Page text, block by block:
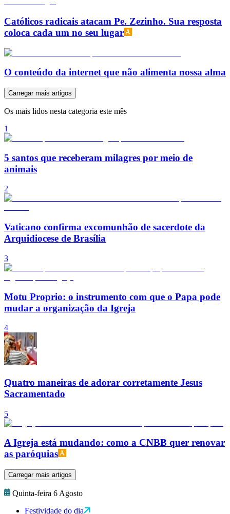
Católicos radicais atacam Pe. Zezinho. Sua resposta
coloca cada um no seu lugar
O conteúdo da internet que não alimenta nossa alma
Carregar mais artigos
Os mais lidos nesta categoria este mês
1
5 santos que receberam milagres por meio de
animais
2
Vaticano confirma excomunhão de sacerdote da
Arquidiocese de Brasília
3
Motu Proprio: o instrumento com que o Papa pode
mudar a organização da Igreja
4
Quatro maneiras de adorar corretamente Jesus
Sacramentado
5
A Igreja está mudando: como a CNBB quer renovar
as paróquias
Carregar mais artigos
Quinta-feira 6 Agosto
Festividade do dia